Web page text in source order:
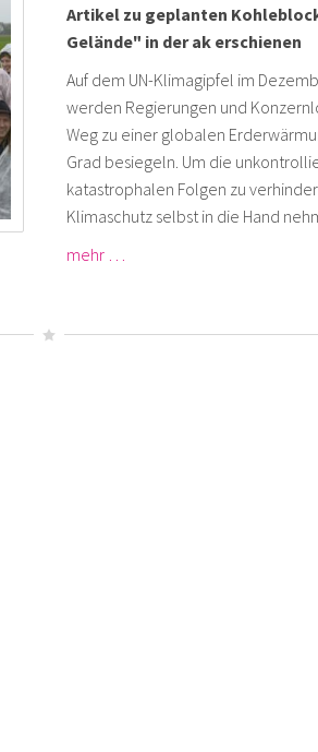
Artikel zu geplanten
Gelände" in der ak erschienen
Auf dem UN-Klimagipfel im
werden Regierungen und
Weg zu einer globalen
Grad besiegeln. Um die
katastrophalen Folgen zu
Klimaschutz selbst in die Hand
mehr …